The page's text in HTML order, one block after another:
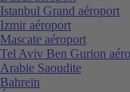
Istanbul Grand aéroport
Izmir aéroport
Mascate aéroport
Tel Aviv Ben Gurion
Arabie Saoudite
Bahreïn